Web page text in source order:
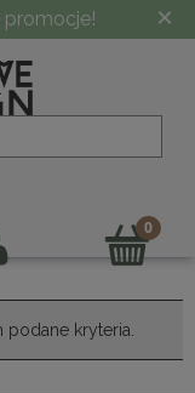
promocje! ×
kryteria.